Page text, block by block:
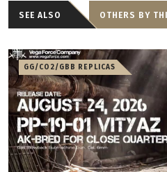
SEE ALSO OTHERS BY
GG/CO2/GBB REPLICAS